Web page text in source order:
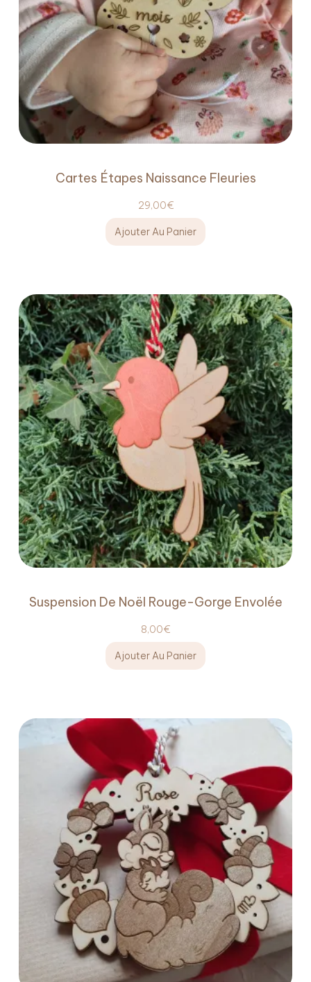
Cartes Étapes Naissance Fleuries
29,00€
Ajouter Au Panier
Suspension De Noël Rouge-Gorge Envolée
8,00€
Ajouter Au Panier